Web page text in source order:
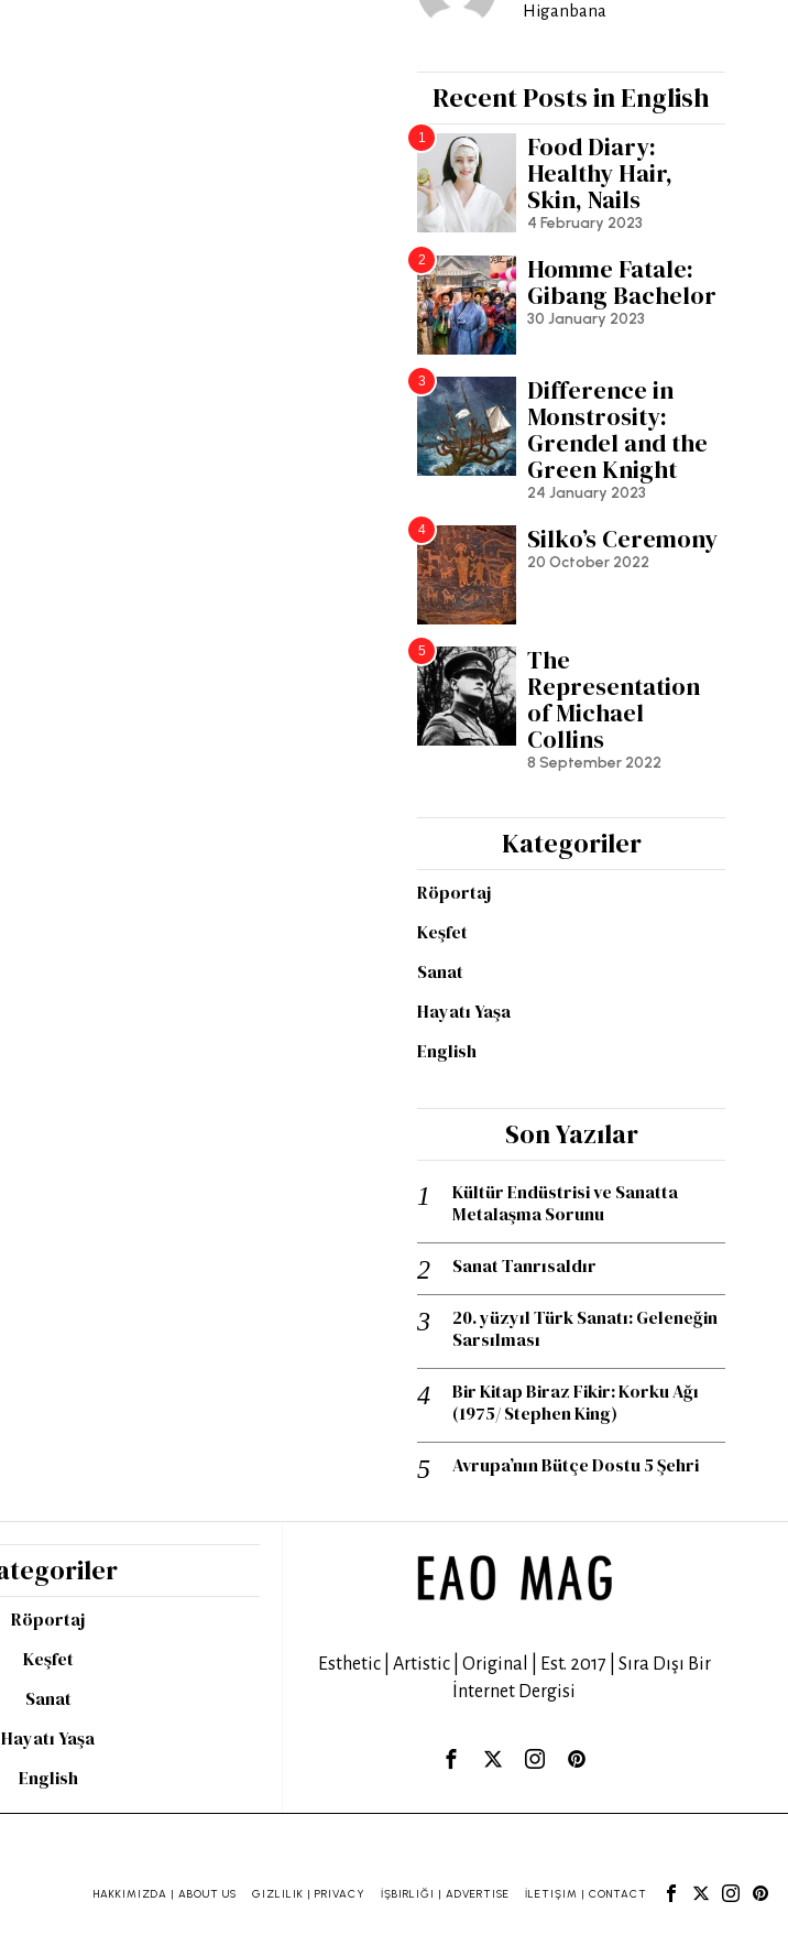
Higanbana
Recent Posts in English
1
Food Diary:
Healthy Hair,
Skin, Nails
4 February 2023
2
Homme Fatale:
Gibang Bachelor
30 January 2023
3
Difference in
Monstrosity:
Grendel and the
Green Knight
24 January 2023
4 Silko’s Ceremony
20 October 2022
5
The
Representation
of Michael
Collins
8 September 2022
Kategoriler
Röportaj
Keşfet
Sanat
Hayatı Yaşa
English
Son Yazılar
Kültür Endüstrisi ve Sanatta
Metalaşma Sorunu
Sanat Tanrısaldır
20. yüzyıl Türk Sanatı: Geleneğin
Sarsılması
Bir Kitap Biraz Fikir: Korku Ağı
(1975/ Stephen King)
Avrupa’nın Bütçe Dostu 5 Şehri
Röportaj
Keşfet
Sanat
Hayatı Yaşa
English
Esthetic | Artistic | Original | Est. 2017 | Sıra Dışı Bir
İnternet Dergisi
HAKKIMIZDA | ABOUT US GIZLILIK | PRIVACY İŞBIRLIĞI | ADVERTISE İLETIŞIM | CONTACT